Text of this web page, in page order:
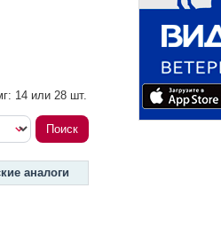
14 или 28 шт.
аналоги